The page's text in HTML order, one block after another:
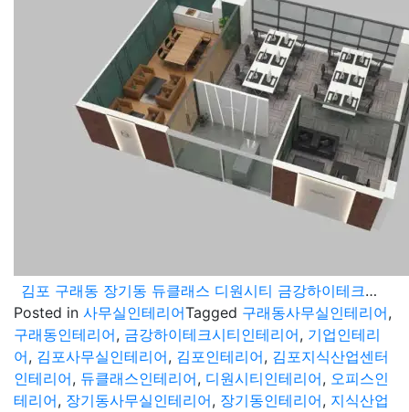
김포 구래동 장기동 듀클래스 디원시티 금강하이테크시티 공사 비용 견적
Posted in 사무실인테리어Tagged 구래동사무실인테리어,
구래동인테리어, 금강하이테크시티인테리어, 기업인테리
어, 김포사무실인테리어, 김포인테리어, 김포지식산업센터
인테리어, 듀클래스인테리어, 디원시티인테리어, 오피스인
테리어, 장기동사무실인테리어, 장기동인테리어, 지식산업